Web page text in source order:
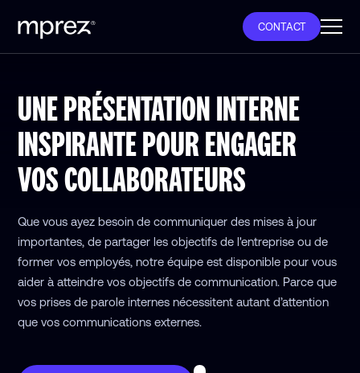
CONTACT
UNE PRÉSENTATION INTERNE
INSPIRANTEPOUR ENGAGER
VOS COLLABORATEURS
Que vous ayez besoin de communiquer des mises à jour
importantes, de partager les objectifs de l'entreprise ou de
former vos employés, notre équipe est disponible pour vous
aider à atteindre vos objectifs de communication. Parce que
vos prises de parole internes nécessitent autant d’attention
que vos communications externes.